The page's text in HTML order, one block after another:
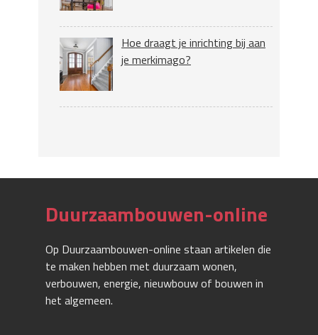
Hoe draagt je inrichting bij aan
je merkimago?
Duurzaambouwen-online
Op Duurzaambouwen-online staan artikelen die
te maken hebben met duurzaam wonen,
verbouwen, energie, nieuwbouw of bouwen in
het algemeen.